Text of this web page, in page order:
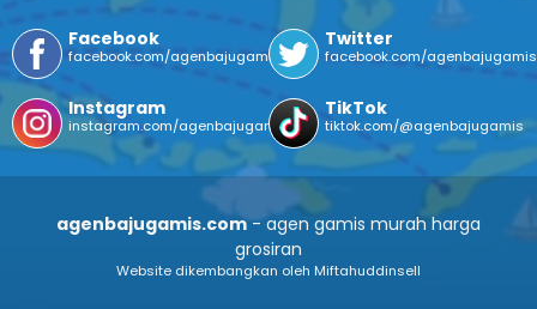
Facebook
facebook.com/agenbajugamis
Twitter
facebook.com/
Instagram
instagram.com/agenbajugamis/
TikTok
tiktok.com/@agenbajugamis
agenbajugamis.com- agen gamis murah harga
grosiran
Website dikembangkan oleh Miftahuddinsell